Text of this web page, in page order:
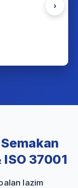
›
37001
lazim